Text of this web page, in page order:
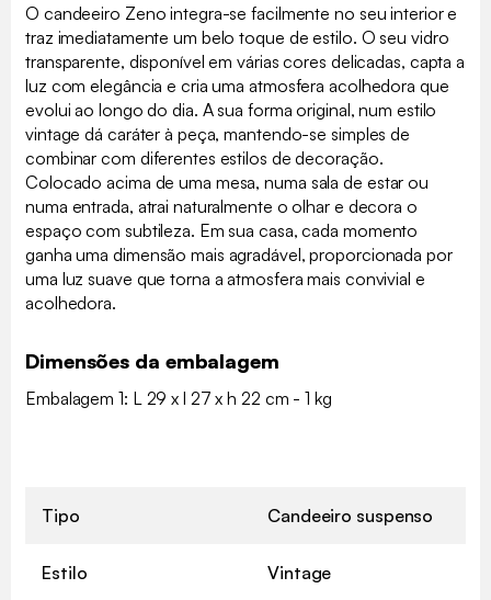
O candeeiro Zeno integra-se facilmente no seu interior e
traz imediatamente um belo toque de estilo. O seu vidro
transparente, disponível em várias cores delicadas, capta a
luz com elegância e cria uma atmosfera acolhedora que
evolui ao longo do dia. A sua forma original, num estilo
vintage dá caráter à peça, mantendo-se simples de
combinar com diferentes estilos de decoração.
Colocado acima de uma mesa, numa sala de estar ou
numa entrada, atrai naturalmente o olhar e decora o
espaço com subtileza. Em sua casa, cada momento
ganha uma dimensão mais agradável, proporcionada por
uma luz suave que torna a atmosfera mais convivial e
acolhedora.
Dimensões da embalagem
Embalagem 1: L 29 x l 27 x h 22 cm - 1 kg
Tipo Candeeiro suspenso
Estilo Vintage